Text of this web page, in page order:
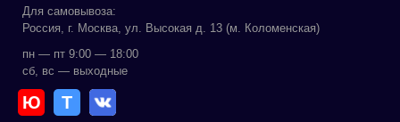
Для самовывоза:
Россия, г. Москва, ул. Высокая д. 13 (м. Коломенская)
пн — пт 9:00 — 18:00
сб, вс — выходные
Ю Т